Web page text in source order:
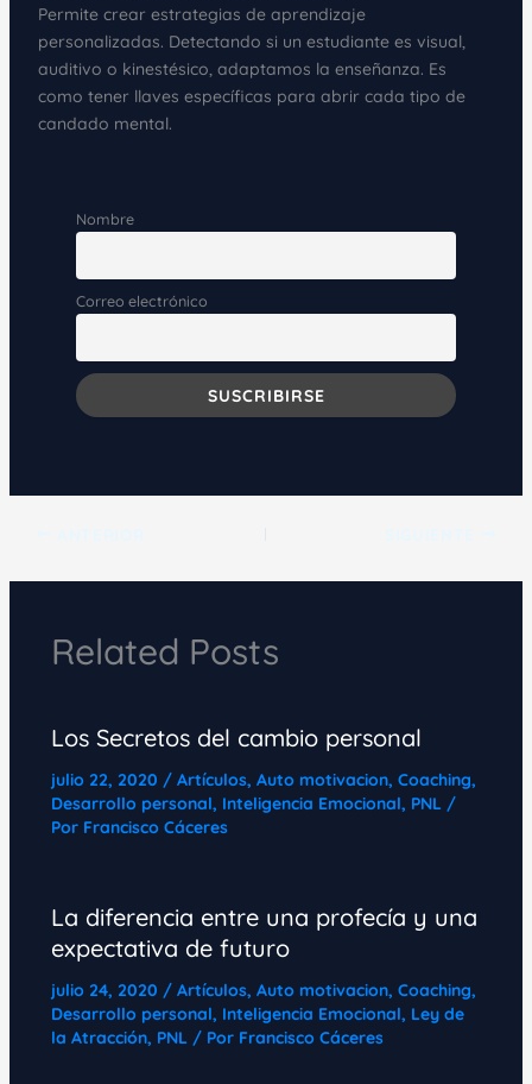
Permite crear estrategias de aprendizaje
personalizadas. Detectando si un estudiante es visual,
auditivo o kinestésico, adaptamos la enseñanza. Es
como tener llaves específicas para abrir cada tipo de
candado mental.
Nombre
Correo electrónico
Related Posts
Los Secretos del cambio personal
julio 22, 2020 / Artículos, Auto motivacion, Coaching,
Desarrollo personal, Inteligencia Emocional, PNL/
Por Francisco Cáceres
La diferencia entre una profecía y una
expectativa de futuro
julio 24, 2020 / Artículos, Auto motivacion, Coaching,
Desarrollo personal, Inteligencia Emocional, Ley de
la Atracción, PNL/ Por Francisco Cáceres